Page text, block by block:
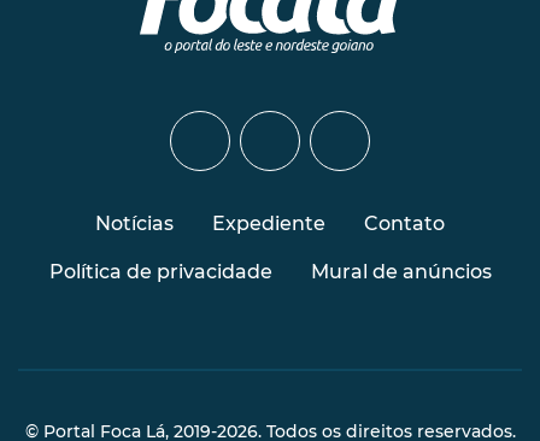
Notícias Expediente Contato
Política de privacidade Mural de anúncios
© Portal Foca Lá, 2019-2026. Todos os direitos reservados.